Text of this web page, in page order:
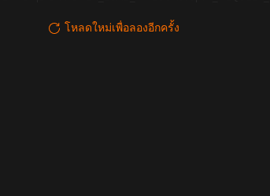
โหลดใหม่เพื่อลองอีกครั้ง